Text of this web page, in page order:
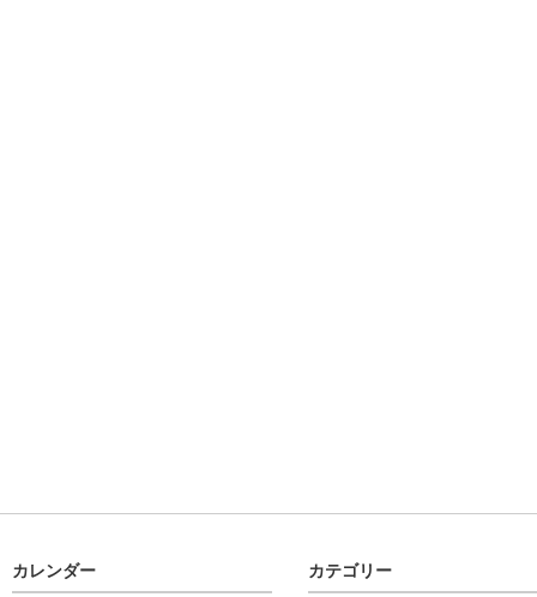
カレンダー カテゴリー